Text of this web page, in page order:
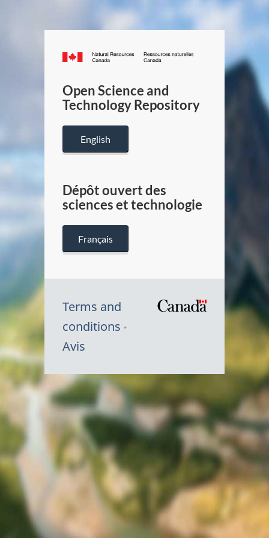
Canada.ca
/
Canada
Open Science and
Technology Repository
English
Dépôt ouvert des
sciences et technologie
Français
Terms and
conditions
Avis
Canada